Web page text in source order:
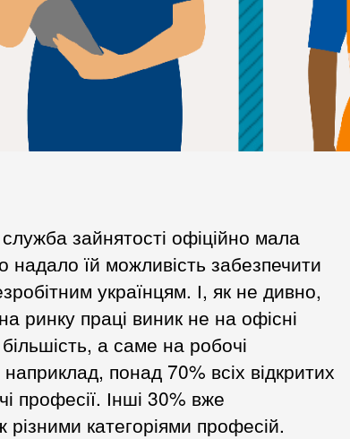
зайнятості офіційно мала
надало їй можливість забезпечити
українцям. І, як не дивно,
ринку праці виник не на офісні
а саме на робочі
наприклад, понад 70% всіх відкритих
професії. Інші 30% вже
різними категоріями професій.